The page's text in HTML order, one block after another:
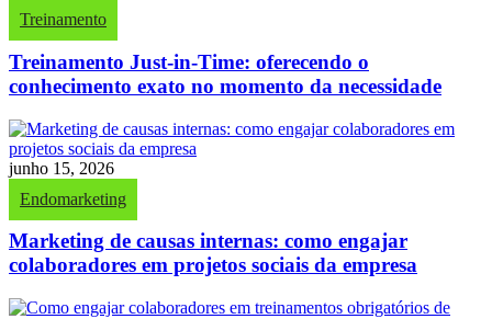
Treinamento
Treinamento Just-in-Time: oferecendo o
conhecimento exato no momento da necessidade
junho 15, 2026
Endomarketing
Marketing de causas internas: como engajar
colaboradores em projetos sociais da empresa